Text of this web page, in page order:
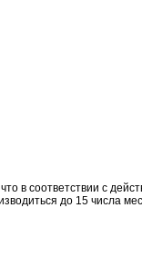
в соответствии с
до 15 числа